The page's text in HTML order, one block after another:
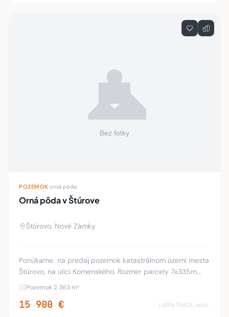
POZEMOK orná pôda
Orná pôda v Štúrove
Štúrovo, Nové Zámky
Ponúkame na predaj pozemok katastrálnom území mesta
Štúrovo, na ulici Komenského. Rozmer parcely 7x335m
označená je ako orná pôda, nachádza sa pri križovatke
Pozemok 2 363 m²
15 900 € LIBRA TRADE, spol.s.r.o.